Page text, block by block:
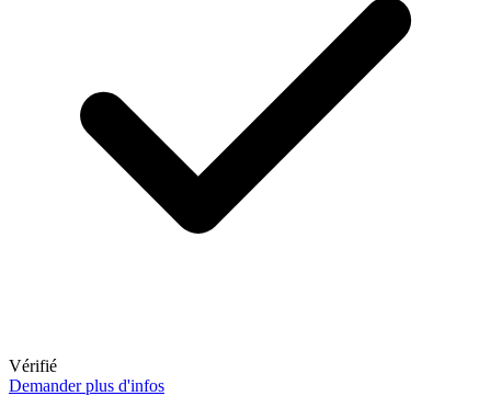
Vérifié
Demander plus d'infos